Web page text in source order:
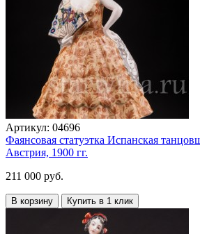
Артикул: 04696
Фаянсовая статуэтка Испанская
Австрия, 1900 гг.
211 000 руб.
В корзину Купить в 1 клик